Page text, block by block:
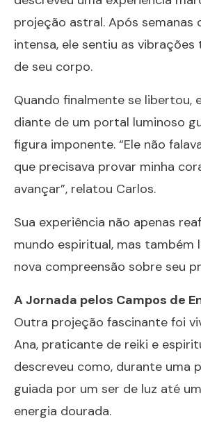
projeção astral. Após semanas
intensa, ele sentiu as
de seu corpo.
Quando finalmente se libertou,
diante de um portal luminoso
figura imponente. “Ele não
que precisava provar minha
avançar”, relatou Carlos.
Sua experiência não apenas
mundo espiritual, mas também
nova compreensão sobre seu
A Jornada pelos Campos de
Outra projeção fascinante foi
Ana, praticante de reiki e
descreveu como, durante uma
guiada por um ser de luz até
energia dourada.